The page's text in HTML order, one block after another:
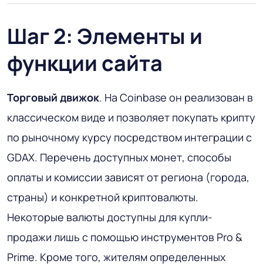
Шаг 2: Элементы и
функции сайта
Торговый движок. На Coinbase он реализован в
классическом виде и позволяет покупать крипту
по рыночному курсу посредством интеграции с
GDAX. Перечень доступных монет, способы
оплаты и комиссии зависят от региона (города,
страны) и конкретной криптовалюты.
Некоторые валюты доступны для купли-
продажи лишь с помощью инструментов Pro &
Prime. Кроме того, жителям определенных